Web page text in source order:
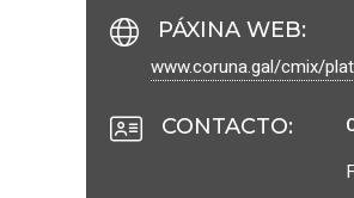
PÁXINA WEB:
www.coruna.gal/cmix/
CONTACTO: